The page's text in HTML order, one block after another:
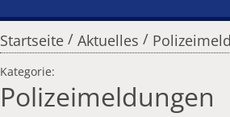
Startseite / Aktuelles /
Kategorie:
Polizeimeldungen